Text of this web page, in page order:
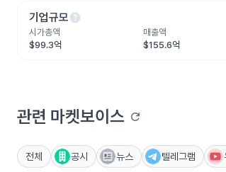
기업규모help
시가총액
$99.3억
매출액
$155.6억
관련 마켓보이스 refresh
전체 공시 뉴스 텔레그램